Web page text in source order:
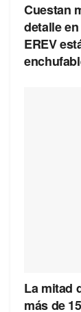
Cuestan
detalle
EREV
La mitad
más de